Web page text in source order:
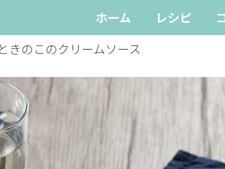
ホーム レシピ
のこのクリームソース